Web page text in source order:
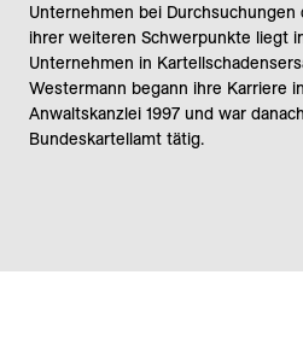
Unternehmen bei
ihrer weiteren Schwerpunkte liegt
Unternehmen in
Westermann begann ihre Karriere
Anwaltskanzlei 1997 und war
Bundeskartellamt tätig.